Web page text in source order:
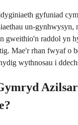
gyfuniad
un-gynhwysyn,
gweithio'n raddol yn
Mae'r rhan fwyaf o
wythnosau i